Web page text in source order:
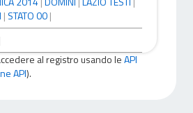
| STATO 00|
al registro usando leAPI
API).